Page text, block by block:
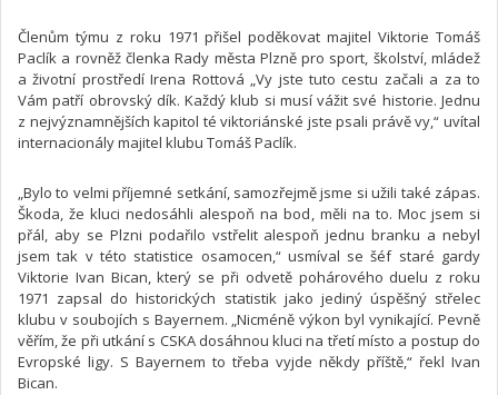
Členům týmu z roku 1971 přišel poděkovat majitel Viktorie Tomáš
Paclík a rovněž členka Rady města Plzně pro sport, školství, mládež
a životní prostředí Irena Rottová „Vy jste tuto cestu začali a za to
Vám patří obrovský dík. Každý klub si musí vážit své historie. Jednu
z nejvýznamnějších kapitol té viktoriánské jste psali právě vy,“ uvítal
internacionály majitel klubu Tomáš Paclík.
„Bylo to velmi příjemné setkání, samozřejmě jsme si užili také zápas.
Škoda, že kluci nedosáhli alespoň na bod, měli na to. Moc jsem si
přál, aby se Plzni podařilo vstřelit alespoň jednu branku a nebyl
jsem tak v této statistice osamocen,“ usmíval se šéf staré gardy
Viktorie Ivan Bican, který se při odvetě pohárového duelu z roku
1971 zapsal do historických statistik jako jediný úspěšný střelec
klubu v soubojích s Bayernem. „Nicméně výkon byl vynikající. Pevně
věřím, že při utkání s CSKA dosáhnou kluci na třetí místo a postup do
Evropské ligy. S Bayernem to třeba vyjde někdy příště,“ řekl Ivan
Bican.